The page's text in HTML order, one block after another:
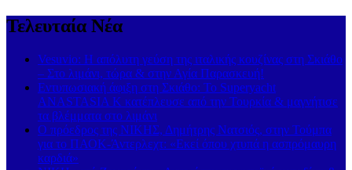
Τελευταία Νέα
Vesuvio: Η απόλυτη γεύση της ιταλικής κουζίνας στη Σκιάθο
– Στο λιμάνι, τώρα & στην Αγία Παρασκευή!
Εντυπωσιακή άφιξη στη Σκιάθο: Το Superyacht
ANASTASIA K κατέπλευσε από την Τουρκία & μαγνήτισε
τα βλέμματα στο λιμάνι
Ο πρόεδρος της ΝΙΚΗΣ, Δημήτρης Νατσιός, στην Τούμπα
για το ΠΑΟΚ-Άντερλεχτ: «Εκεί όπου χτυπά η ασπρόμαυρη
καρδιά»